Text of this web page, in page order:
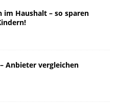
im Haushalt – so sparen
Anbieter vergleichen